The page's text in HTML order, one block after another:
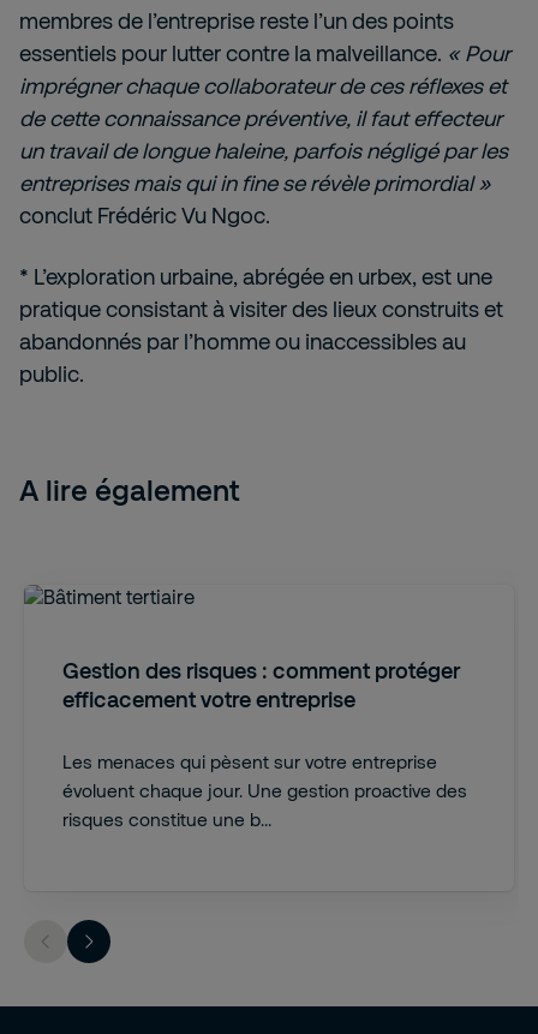
membres de l’entreprise reste l’un des points
essentiels pour lutter contre la malveillance. « Pour
imprégner chaque collaborateur de ces réflexes et
de cette connaissance préventive, il faut effecteur
un travail de longue haleine, parfois négligé par les
entreprises mais qui in fine se révèle primordial »
conclut Frédéric Vu Ngoc.
* L’exploration urbaine, abrégée en urbex, est une
pratique consistant à visiter des lieux construits et
abandonnés par l’homme ou inaccessibles au
public.
A lire également
Gestion des risques : comment protéger
efficacement votre entreprise
Les menaces qui pèsent sur votre entreprise
évoluent chaque jour. Une gestion proactive des
risques constitue une b...